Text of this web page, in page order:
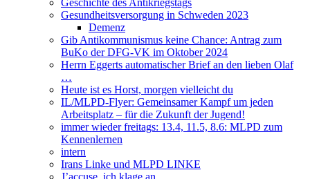
Geschichte des Antikriegstags
Gesundheitsversorgung in Schweden 2023
Demenz
Gib Antikommunismus keine Chance: Antrag zum
BuKo der DFG-VK im Oktober 2024
Herrn Eggerts automatischer Brief an den lieben Olaf
…
Heute ist es Horst, morgen vielleicht du
IL/MLPD-Flyer: Gemeinsamer Kampf um jeden
Arbeitsplatz – für die Zukunft der Jugend!
immer wieder freitags: 13.4, 11.5, 8.6: MLPD zum
Kennenlernen
intern
Irans Linke und MLPD LINKE
J’accuse, ich klage an